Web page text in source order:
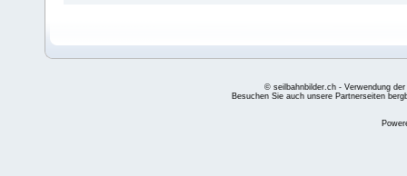
© seilbahnbilder.ch - Verwendung
Besuchen Sie auch unsere Partnerseiten